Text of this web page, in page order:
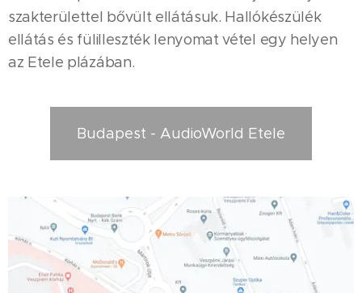
szakterülettel bővült ellátásuk. Hallókészülék
ellátás és fülilleszték lenyomat vétel egy helyen
az Etele plázában.
Budapest - AudioWorld Etele